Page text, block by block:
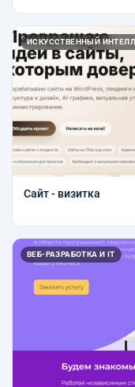
ИСКУССТВЕННЫЙ
Сайт - визитка
ВЕБ-РАЗРАБОТКА И IT